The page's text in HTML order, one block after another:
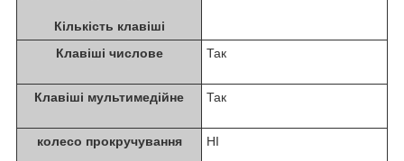
Кількість клавіші
Клавіші числове Так
Клавіші мультимедійне Так
колесо прокручування НІ